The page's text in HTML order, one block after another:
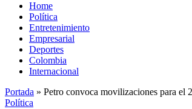
Home
Política
Entretenimiento
Empresarial
Deportes
Colombia
Internacional
Portada » Petro convoca movilizaciones para el
Política